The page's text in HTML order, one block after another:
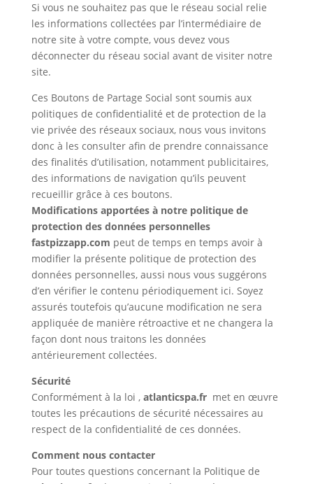
Si vous ne souhaitez pas que le réseau social relie
les informations collectées par l’intermédiaire de
notre site à votre compte, vous devez vous
déconnecter du réseau social avant de visiter notre
site.
Ces Boutons de Partage Social sont soumis aux
politiques de confidentialité et de protection de la
vie privée des réseaux sociaux, nous vous invitons
donc à les consulter afin de prendre connaissance
des finalités d’utilisation, notamment publicitaires,
des informations de navigation qu’ils peuvent
recueillir grâce à ces boutons.
Modifications apportées à notre politique de
protection des données personnelles
fastpizzapp.com peut de temps en temps avoir à
modifier la présente politique de protection des
données personnelles, aussi nous vous suggérons
d’en vérifier le contenu périodiquement ici. Soyez
assurés toutefois qu’aucune modification ne sera
appliquée de manière rétroactive et ne changera la
façon dont nous traitons les données
antérieurement collectées.
Sécurité
Conformément à la loi , atlanticspa.frmet en œuvre
toutes les précautions de sécurité nécessaires au
respect de la confidentialité de ces données.
Comment nous contacter
Pour toutes questions concernant la Politique de